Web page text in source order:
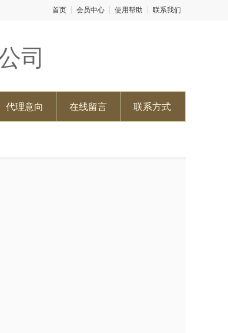
首页 会员中心 使用帮助 联系我们
司
代理意向 在线留言 联系方式